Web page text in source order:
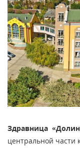
Здравница
центральной части